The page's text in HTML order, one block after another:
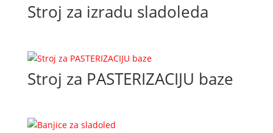
Stroj za izradu sladoleda
Stroj za PASTERIZACIJU baze